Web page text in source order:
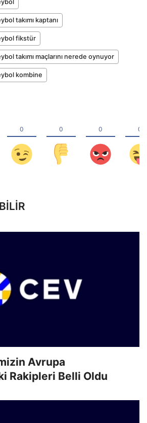
takımı kaptanı
fikstür
takımı maçlarını nerede oynuyor
kombine
Avrupa
Rakipleri Belli Oldu